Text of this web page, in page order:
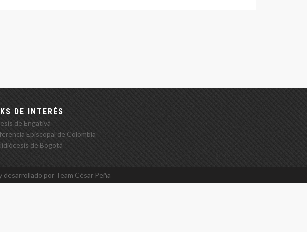
DE INTERÉS
de Engativá
Episcopal de Colombia
de Bogotá
desarrollado por Team César Peña